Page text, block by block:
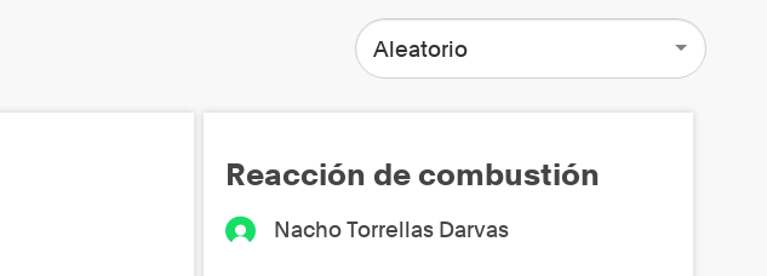
Aleatorio
Reacción de combustión
Nacho Torrellas Darvas